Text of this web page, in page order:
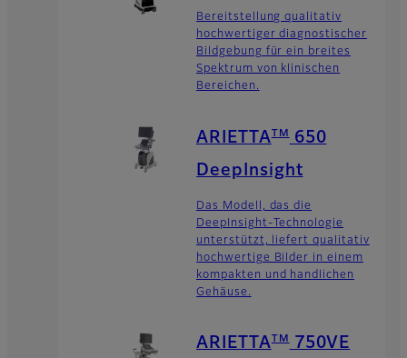
Bereitstellung qualitativ
hochwertiger diagnostischer
Bildgebung für ein breites
Spektrum von klinischen
Bereichen.
ARIETTA TM 650
DeepInsight
Das Modell, das die
DeepInsight-Technologie
unterstützt, liefert qualitativ
hochwertige Bilder in einem
kompakten und handlichen
Gehäuse.
ARIETTA TM 750VE